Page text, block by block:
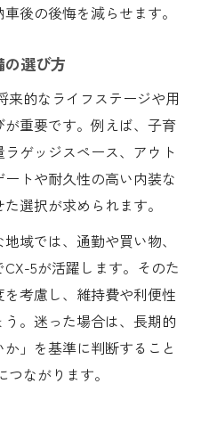
後の後悔を減らせます。
選び方
来的なライフステージや用
重要です。例えば、子育
ゲッジスペース、アウト
トや耐久性の高い内装な
選択が求められます。
域では、通勤や買い物、
5が活躍します。そのた
考慮し、維持費や利便性
。迷った場合は、長期的
」を基準に判断すること
ながります。